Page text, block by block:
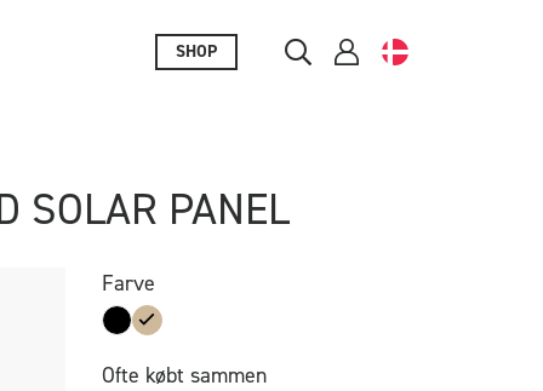
SHOP
SOLAR PANEL
Farve
Ofte købt sammen